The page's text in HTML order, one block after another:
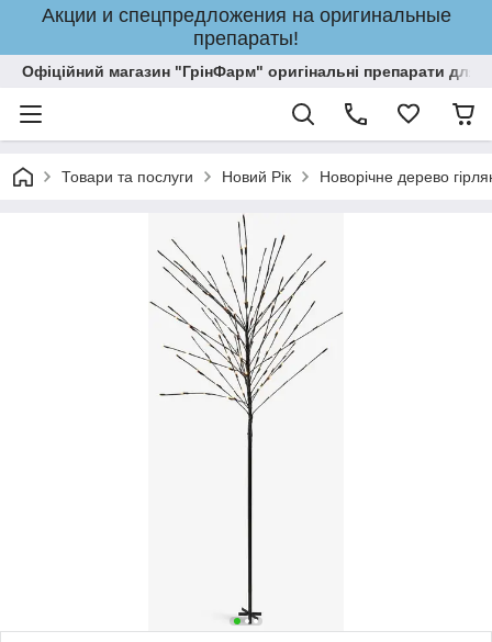
Акции и спецпредложения на оригинальные
препараты!
Офіційний магазин "ГрінФарм" оригінальні препарати для
Товари та послуги Новий Рік Новорічне дерево